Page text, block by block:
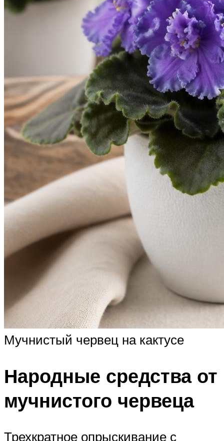
Мучнистый червец на кактусе
Народные средства от
мучнистого червеца
Трехкратное опрыскивание с